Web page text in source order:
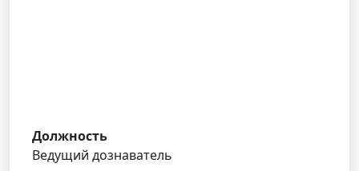
Должность
Ведущий дознаватель